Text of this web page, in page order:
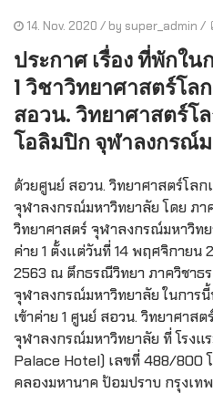
14. Nov. 2020 / by super_admin /
ประกาศ เรื่อง ที่พักใ
1 วิชาวิทยาศาสตร์โล
สอวน. วิทยาศาสตร์โ
โอลิมปิก จุฬาลงกรณ์
ด้วยศูนย์ สอวน. วิทยาศาสตร์โล
จุฬาลงกรณ์มหาวิทยาลัย โดย ภ
วิทยาศาสตร์ จุฬาลงกรณ์มหาวิท
ค่าย 1 ตั้งแต่วันที่ 14 พฤศจิกายน
2563 ณ ตึกธรณีวิทยา ภาควิชาธ
จุฬาลงกรณ์มหาวิทยาลัย ในการ
เข้าค่าย 1 ศูนย์ สอวน. วิทยาศาส
จุฬาลงกรณ์มหาวิทยาลัย ที่ โรงแ
Palace Hotel) เลขที่ 488/800
คลองมหานาค ป้อมปราบ กรุงเทพ